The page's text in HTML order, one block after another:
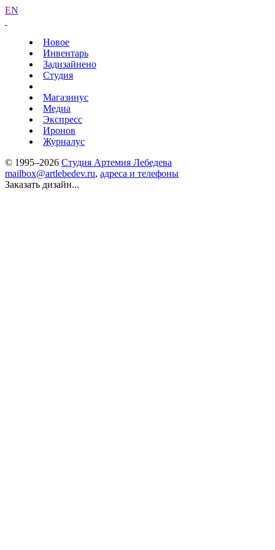
EN
Новое
Инвентарь
Задизайнено
Студия
Магазинус
Медиа
Экспресс
Иронов
Журналус
© 1995–2026 Студия Артемия Лебедева
mailbox@artlebedev.ru, адреса и телефоны
Заказать дизайн...